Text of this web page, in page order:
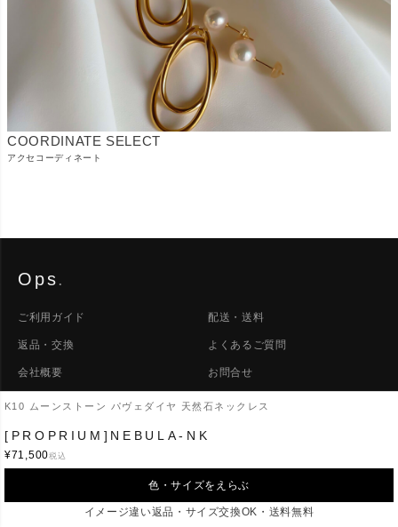
K10 ムーンストーン パヴェダイヤ 天然石ネックレス
[PROPRIUM]NEBULA-NK
¥71,500税込
色・サイズをえらぶ
イメージ違い返品・サイズ交換OK・送料無料
COORDINATE SELECT
アクセコーディネート
Ops.
ご利用ガイド 配送・送料
返品・交換 よくあるご質問
会社概要 お問合せ
マイページ 会員登録
LINEINSTAGRAM
外部送信ポリシー特定商取引法に基づく表示
©2026 Ops. All Rights Reserved.